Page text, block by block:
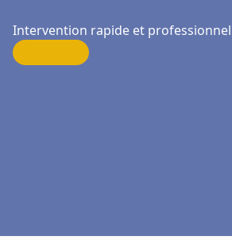
Intervention rapide et